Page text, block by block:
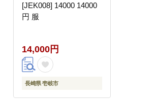
[JEK008] 14000 14000
円 服
14,000円
長崎県 壱岐市